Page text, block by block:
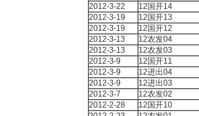
2012-3-22
12国开14
2012-3-19
12国开13
2012-3-19
12国开12
2012-3-13
12农发04
2012-3-13
12农发03
2012-3-9
12国开11
2012-3-9
12进出04
2012-3-9
12进出03
2012-3-7
12农发02
2012-2-28
12国开10